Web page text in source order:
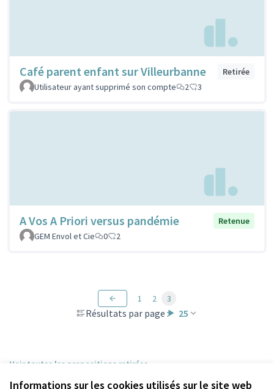
Informations sur les cookies utilisés sur le site web
Café parent enfant sur Villeurbanne
Retirée
Utilisateur ayant supprimé son compte
2 3
A Vos A Priori versus pandémie
Retenue
GEM Envol et Cie
0 2
Résultats par page : 25
1 2 3
Voir toutes les propositions retirées